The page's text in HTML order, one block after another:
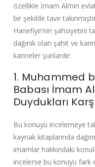
özellikle İmam Ali’nin
bir şekilde tavır
Hanefiye’nin şahsiyetini
dağınık olan şahit ve
karineler şunlardır:
1. Muhammed
Babası İmam
Duydukları
Bu konuyu incelemeye
kaynak kitaplarında
imamlar hakkındaki
incelerse bu konuyu fark